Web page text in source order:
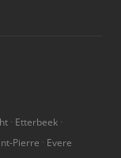
Etterbeek
Pierre Evere